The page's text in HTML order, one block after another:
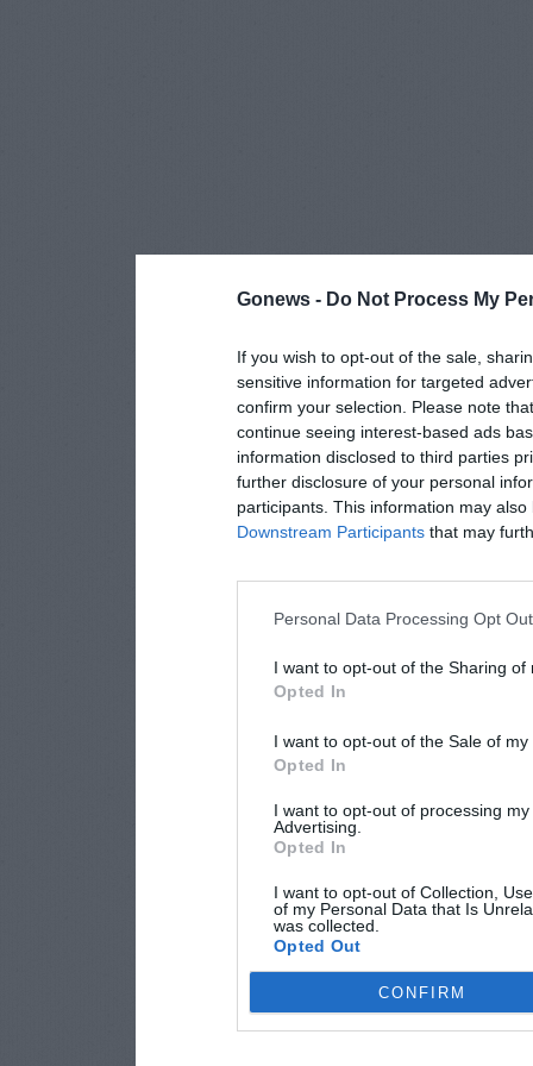
Gonews - Do Not Process My
If you wish to opt-out of the sale,
sensitive information for targeted
confirm your selection. Please note
continue seeing interest-based ads
information disclosed to third parties
further disclosure of your personal
participants. This information may
Downstream Participants that may
Personal Data Processing Opt
I want to opt-out of the Sharing of
Opted In
I want to opt-out of the Sale of
Opted In
I want to opt-out of processing
Advertising.
Opted In
I want to opt-out of Collection,
of my Personal Data that Is
was collected.
Opted Out
CONFIRM